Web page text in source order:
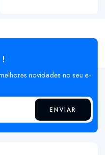
novidades no seu e-
ENVIAR